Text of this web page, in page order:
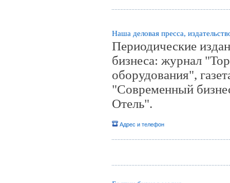
Наша деловая пресса,
Периодические
бизнеса: журнал
оборудования",
"Современный
Отель".
Адрес и телефон